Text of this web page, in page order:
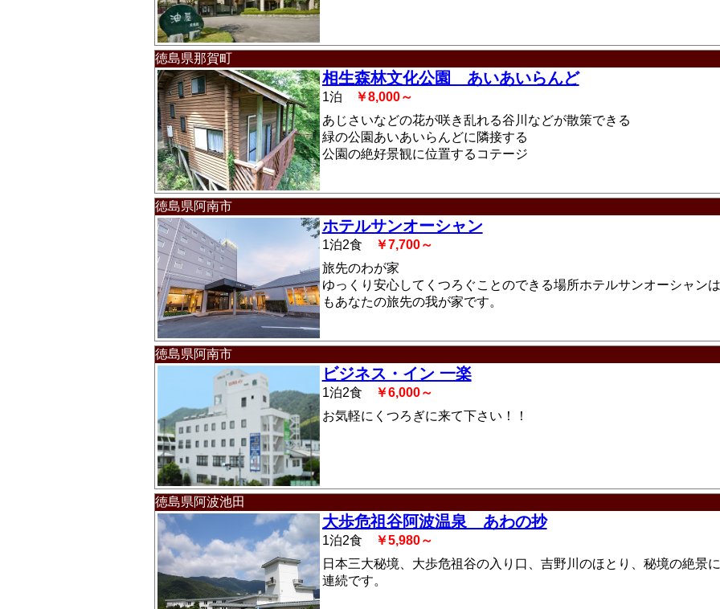
徳島県那賀町
相生森林文化公園 あいあいらんど
1泊
￥8,000～
あじさいなどの花が咲き乱れる谷川などが散策できる
緑の公園あいあいらんどに隣接する
公園の絶好景観に位置するコテージ
徳島県阿南市
ホテルサンオーシャン
1泊2食
￥7,700～
旅先のわが家
ゆっくり安心してくつろぐことのできる場所ホテルサンオーシャン
もあなたの旅先の我が家です。
徳島県阿南市
ビジネス・イン 一楽
1泊2食
￥6,000～
お気軽にくつろぎに来て下さい！！
徳島県阿波池田
大歩危祖谷阿波温泉 あわの抄
1泊2食
￥5,980～
日本三大秘境、大歩危祖谷の入り口、吉野川のほとり、秘境の絶景
連続です。